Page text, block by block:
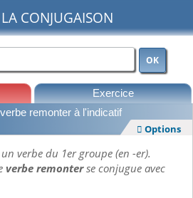
CONJUGAISON
OK
Exercice
remonter à l'indicatif
 Options
verbe du 1er groupe (en -er).
verbe remonterse conjugue avec